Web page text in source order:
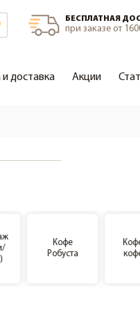
БЕСПЛАТНАЯ
при заказе от
доставка Акции
Кофе
Робуста